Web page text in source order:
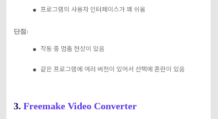
프로그램의 사용자 인터페이스가 꽤 쉬움
단점:
작동 중 멈춤 현상이 있음
같은 프로그램에 여러 버전이 있어서 선택에 혼란이 있음
3. Freemake Video Converter